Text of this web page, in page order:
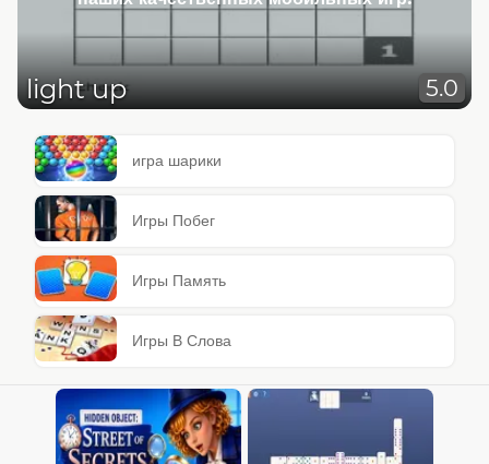
light up 5.0
игра шарики
Игры Побег
Игры Память
Игры В Слова